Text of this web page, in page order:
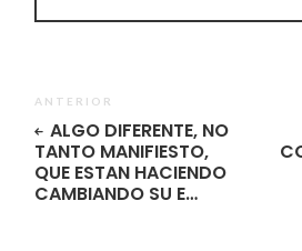
ANTERIOR
ALGO DIFERENTE, NO
TANTO MANIFIESTO,
QUE ESTAN HACIENDO
CAMBIANDO SU E…